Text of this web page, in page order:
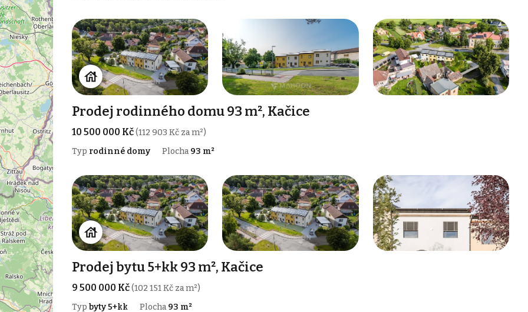
Prodej rodinného domu 93 m², Kačice
10 500 000 Kč(112 903 Kč za m²)
Typ rodinné domy Plocha 93 m²
Prodej bytu 5+kk 93 m², Kačice
9 500 000 Kč(102 151 Kč za m²)
Typ byty 5+kk Plocha 93 m²